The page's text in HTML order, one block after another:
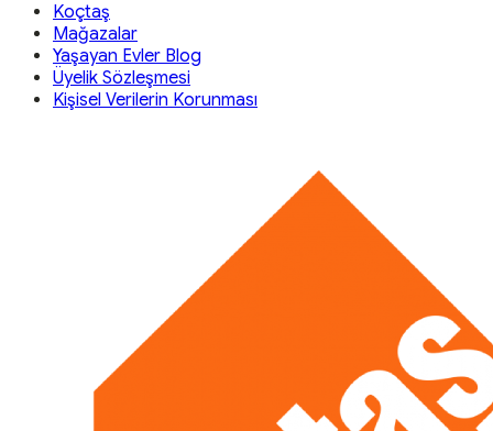
Koçtaş
Mağazalar
Yaşayan Evler Blog
Üyelik Sözleşmesi
Kişisel Verilerin Korunması